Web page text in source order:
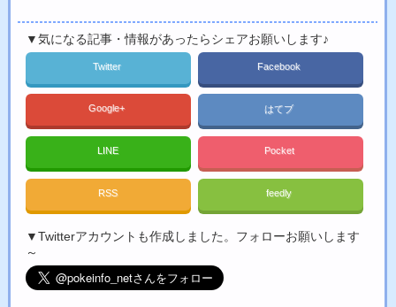
▼気になる記事・情報があったらシェアお願いします♪
Twitter Facebook
Google+ はてブ
LINE Pocket
RSS feedly
▼Twitterアカウントも作成しました。フォローお願いします
～